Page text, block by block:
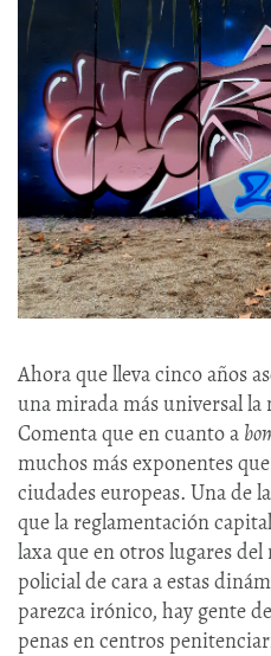
Ahora que lleva cinco años
una mirada más universal
Comenta que en cuanto a
muchos más exponentes
ciudades europeas. Una de
que la reglamentación
laxa que en otros lugares
policial de cara a estas
parezca irónico, hay gente
penas en centros